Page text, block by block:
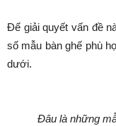
Để giải quyết vấn đề
số mẫu bàn ghế phù
dưới.
Đâu là những